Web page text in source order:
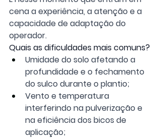
cena a experiência, a atenção e a
capacidade de adaptação do
operador.
Quais as dificuldades mais comuns?
Umidade do solo afetando a
profundidade e o fechamento
do sulco durante o plantio;
Vento e temperatura
interferindo na pulverização e
na eficiência dos bicos de
aplicação;